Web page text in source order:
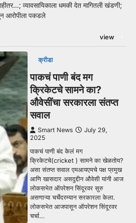
व्यावसायिकाला धमकी देत मागितली खंडणी;
आरोपीला पकडले
view
क्रीडा
पाकचं पाणी बंद मग
क्रिकेटचे सामने का?
औवेसींचा सरकारला संतप्त
सवाल
Smart News
July 29,
2025
पाकचं पाणी बंद केलं मग
क्रिकेटचे(cricket ) सामने का खेळतोय?
असा संतप्त सवाल एमआयएमचे पक्ष प्रमुख
आणि खासदार असदुद्दीन औवेसी यांनी आज
लोकसभेत ऑपरेशन सिंदूरवर सुरु
असणाऱ्या चर्चेदरम्यान सरकारला केला.
लोकसभेत आजपासून ऑपरेशन सिंदूरवर
चर्चा…